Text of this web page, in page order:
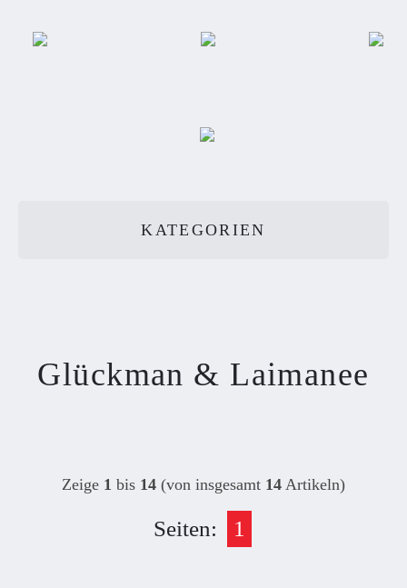
KATEGORIEN
Glückman & Laimanee
Zeige 1 bis 14 (von insgesamt 14 Artikeln)
Seiten: 1